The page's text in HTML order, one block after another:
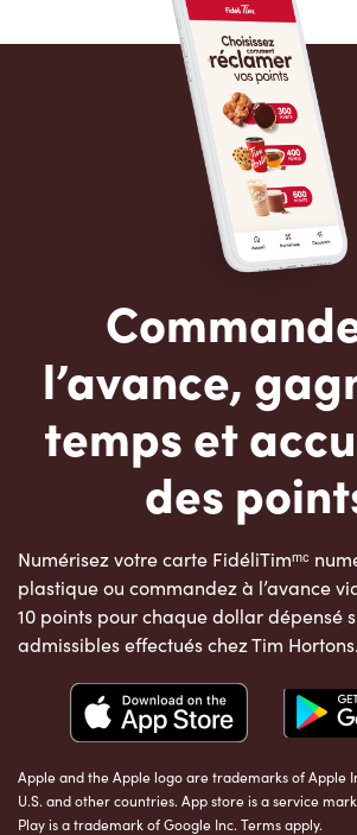
l’avance,
temps et
des
Numérisez votre carte FidéliTimᵐᶜ
plastique ou commandez à l’avance
10 points pour chaque dollar dépensé
admissibles effectués chez Tim Hortons.
Apple and the Apple logo are trademarks of Apple
U.S. and other countries. App store is a service
Play is a trademark of Google Inc. Terms apply.